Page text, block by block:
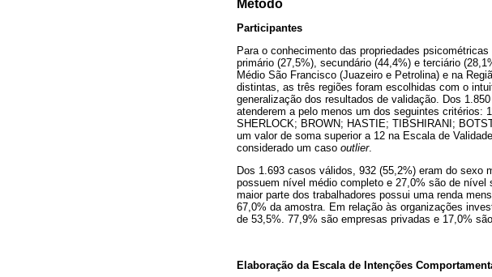
Método
Participantes
Para o conhecimento das propriedades
primário (27,5%), secundário (44,4%) e terciário
Médio São Francisco (Juazeiro e Petrolina) e na
distintas, as três regiões foram escolhidas com o
generalização dos resultados de validação. Dos
atenderem a pelo menos um dos seguintes critérios:
SHERLOCK; BROWN; HASTIE; TIBSHIRANI;
um valor de soma superior a 12 na Escala de
considerado um caso outlier.
Dos 1.693 casos válidos, 932 (55,2%) eram do sexo
possuem nível médio completo e 27,0% são de
maior parte dos trabalhadores possui uma renda
67,0% da amostra. Em relação às organizações
de 53,5%. 77,9% são empresas privadas e 17,0%
Elaboração da Escala de Intenções